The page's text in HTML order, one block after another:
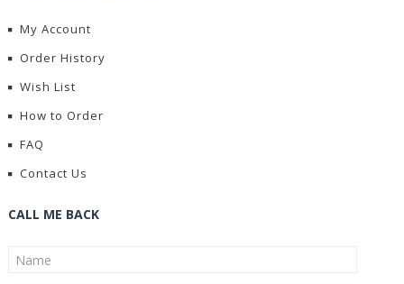
My Account
Order History
Wish List
How to Order
FAQ
Contact Us
CALL ME BACK